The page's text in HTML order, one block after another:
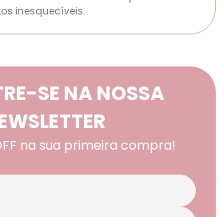
inesquecíveis.
SE NA NOSSA
na sua primeira compra!